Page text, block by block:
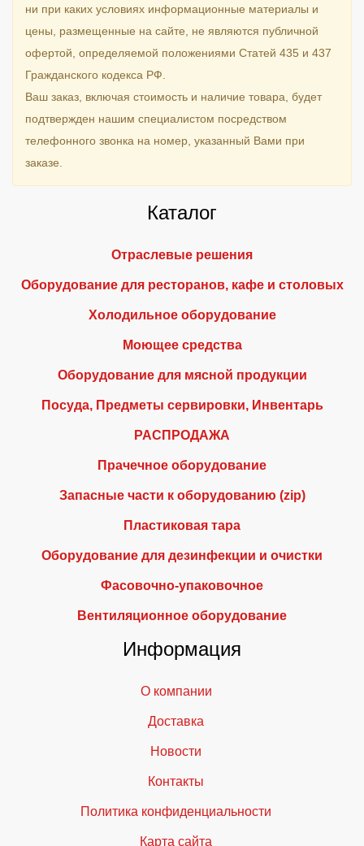
ни при каких условиях информационные материалы и
цены, размещенные на сайте, не являются публичной
офертой, определяемой положениями Статей 435 и 437
Гражданского кодекса РФ.
Ваш заказ, включая стоимость и наличие товара, будет
подтвержден нашим специалистом посредством
телефонного звонка на номер, указанный Вами при
заказе.
Каталог
Отраслевые решения
Оборудование для ресторанов, кафе и столовых
Холодильное оборудование
Моющее средства
Оборудование для мясной продукции
Посуда, Предметы сервировки, Инвентарь
РАСПРОДАЖА
Прачечное оборудование
Запасные части к оборудованию (zip)
Пластиковая тара
Оборудование для дезинфекции и очистки
Фасовочно-упаковочное
Вентиляционное оборудование
Информация
О компании
Доставка
Новости
Контакты
Политика конфиденциальности
Карта сайта